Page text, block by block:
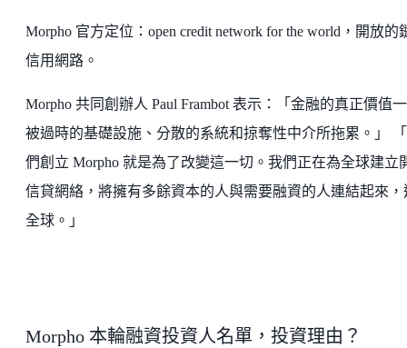
Morpho 官方定位：open credit network for the world，開放的
信用網路。
Morpho 共同創辦人 Paul Frambot 表示：「金融的真正價值
被過時的基礎設施、分散的系統和掠奪性中介所拖累。」
們創立 Morpho 就是為了改變這一切。我們正在為全球建立
信貸網絡，將擁有多餘資本的人與需要融資的人連結起來，
全球。」
Morpho 本輪融資投資人名單，投資理由？